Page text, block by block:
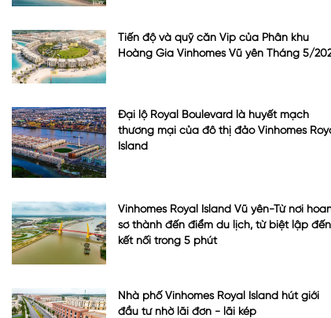
Tiến độ và quỹ căn Vip của Phân khu
Hoàng Gia Vinhomes Vũ yên Tháng 5/
Đại lộ Royal Boulevard là huyết mạch
thương mại của đô thị đảo Vinhomes
Island
Vinhomes Royal Island Vũ yên-Từ nơi
sơ thành đến điểm du lịch, từ biệt lập đến
kết nối trong 5 phút
Nhà phố Vinhomes Royal Island hút giới
đầu tư nhờ lãi đơn - lãi kép